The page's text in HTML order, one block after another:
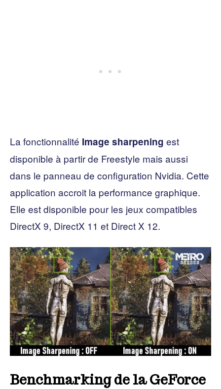
La fonctionnalité Image sharpening est
disponible à partir de Freestyle mais aussi
dans le panneau de configuration Nvidia. Cette
application accroit la performance graphique.
Elle est disponible pour les jeux compatibles
DirectX 9, DirectX 11 et Direct X 12.
Benchmarking de la GeForce